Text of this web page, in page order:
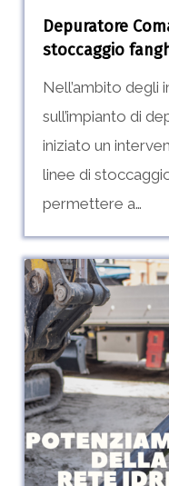
Depuratore
stoccaggio
Nell’ambito degli
sull’impianto di
iniziato un
linee di
permettere a…
Potenziamento
della
rete
idrica:
Lido
Pomposa
e
Tresignana